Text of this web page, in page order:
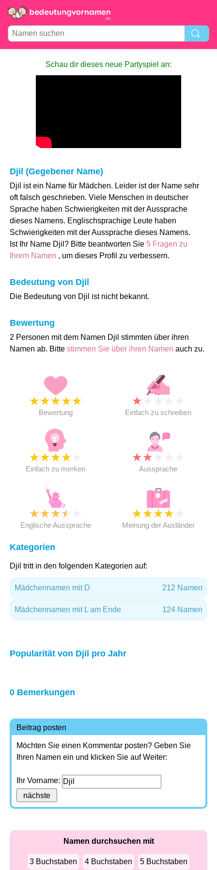
Schau dir dieses neue Partyspiel an:
Djil (Gegebener Name)
Djil ist ein Name für Mädchen. Leider ist der Name sehr
oft falsch geschrieben. Viele Menschen in deutscher
Sprache haben Schwierigkeiten mit der Aussprache
dieses Namens. Englischsprachige Leute haben
Schwierigkeiten mit der Aussprache dieses Namens.
Ist Ihr Name Djil? Bitte beantworten Sie 5 Fragen zu
Ihrem Namen , um dieses Profil zu verbessern.
Bedeutung von Djil
Die Bedeutung von Djil ist nicht bekannt.
Bewertung
2 Personen mit dem Namen Djil stimmten über ihren
Namen ab. Bitte stimmen Sie über ihren Namen auch zu.
★★★★★
Bewertung
★
Einfach zu schreiben
★★★★
Einfach zu merken
★★
Aussprache
★★★★
Englische Aussprache
★★★★
Meinung der Ausländer
Kategorien
Djil tritt in den folgenden Kategorien auf:
Mädchennamen mit D 212 Namen
Mädchennamen mit L am Ende 124 Namen
Popularität von Djil pro Jahr
0 Bemerkungen
Beitrag posten
Möchten Sie einen Kommentar posten? Geben Sie
Ihren Namen ein und klicken Sie auf Weiter:
Ihr Vorname:
Namen durchsuchen mit
3 Buchstaben 4 Buchstaben 5 Buchstaben